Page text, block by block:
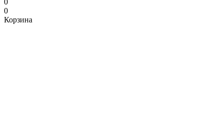
0
Корзина